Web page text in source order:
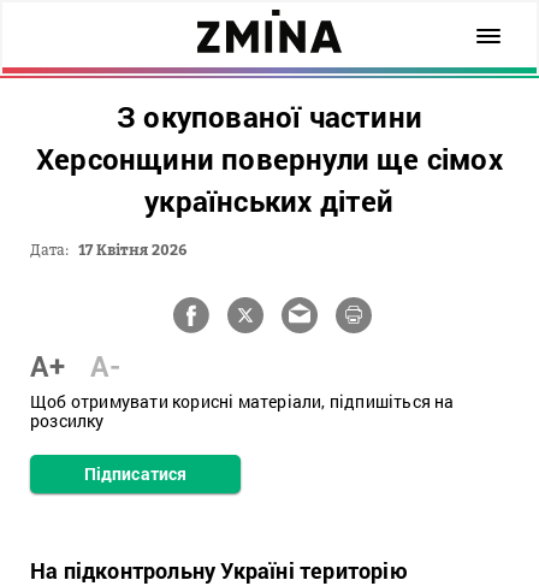
З окупованої частини
Херсонщини повернули ще сімох
українських дітей
Дата: 17 Квітня 2026
A+ A-
Щоб отримувати корисні матеріали, підпишіться на
розсилку
Підписатися
На підконтрольну Україні територію